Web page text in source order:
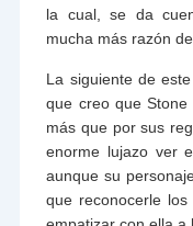
la cual, se da
mucha más razón
La siguiente de
que creo que
más que por sus
enorme lujazo ver
aunque su
que reconocerle